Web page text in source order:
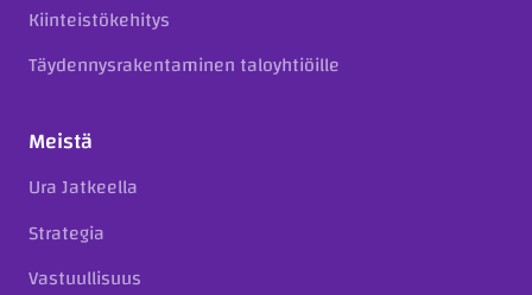
Kiinteistökehitys
Täydennysrakentaminen taloyhtiöille
Meistä
Ura Jatkeella
Strategia
Vastuullisuus